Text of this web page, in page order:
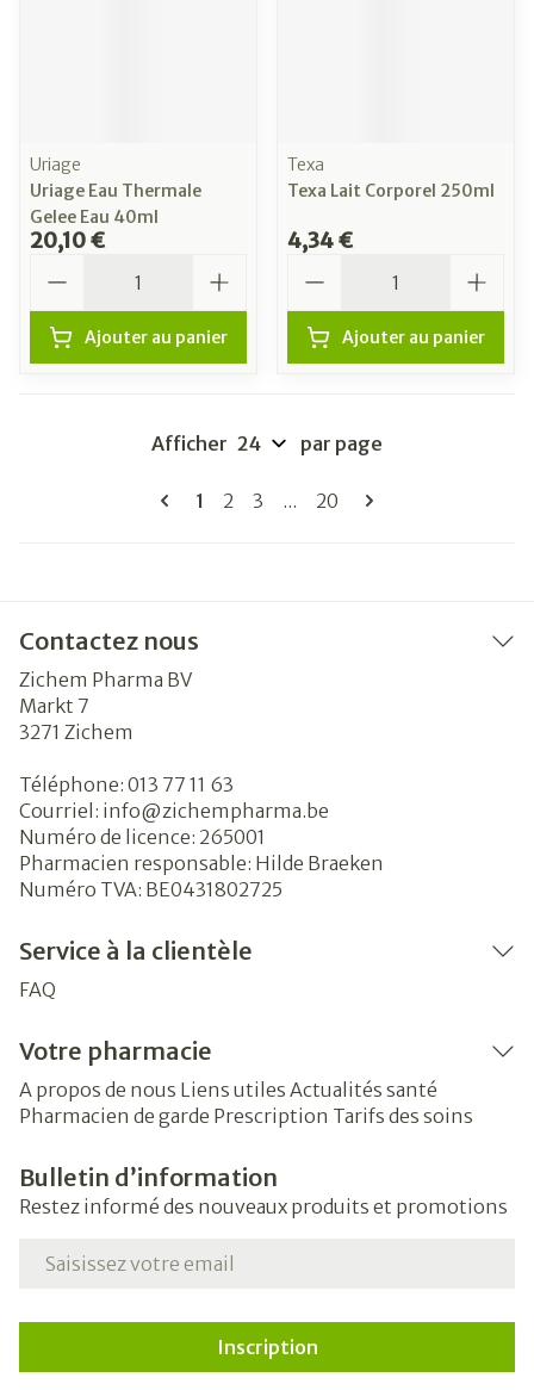
Uriage
Uriage Eau Thermale
Gelee Eau 40ml
20,10 €
Ajouter au panier
Texa
Texa Lait Corporel 250ml
4,34 €
Ajouter au panier
Pages
Vous lisez actuellement la page
1 Page
2 Page
3 ... Page
20
Afficher par page
Contactez nous
Zichem Pharma BV
Markt 7
3271 Zichem
Téléphone: 013 77 11 63
Courriel: info@zichempharma.be
Numéro de licence: 265001
Pharmacien responsable: Hilde Braeken
Numéro TVA: BE0431802725
Service à la clientèle
FAQ
Votre pharmacie
A propos de nous Liens utiles Actualités santé
Pharmacien de garde Prescription Tarifs des soins
Bulletin d’information
Restez informé des nouveaux produits et promotions
Adresse mail
Inscription